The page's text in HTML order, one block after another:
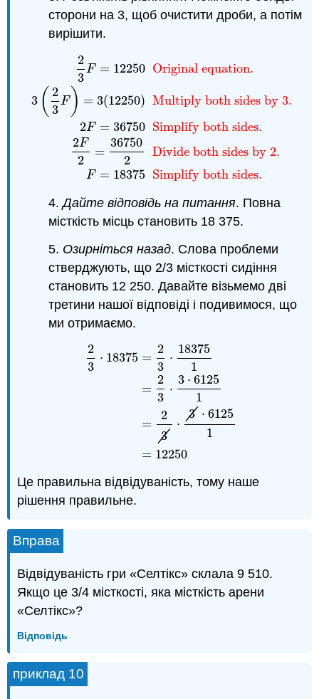
сторони на 3, щоб очистити дроби, а потім
вирішити.
2
3
F = 12250
3 ( 2
3
F ) = 3(12250)
2F = 36750
2F
2
=
36750
2
F = 18375
Original equation.
Multiply both sides by 3.
Simplify both sides.
Divide both sides by 2.
Simplify both sides.
F = 12250
4.Дайте відповідь на питання. Повна
місткість місць становить 18 375.
5. Озирніться назад. Слова проблеми
стверджують, що 2/3 місткості сидіння
становить 12 250. Давайте візьмемо дві
третини нашої відповіді і подивимося, що
ми отримаємо.
2
3
⋅ 18375 =
2
3
⋅
18375
1
=
2
3
⋅
3 ⋅ 6125
1
=
2
3
⋅
3 ⋅ 6125
1
= 12250
3⋅183751
Це правильна відвідуваність, тому наше
рішення правильне.
Вправа
Відвідуваність гри «Селтікс» склала 9 510.
Якщо це 3/4 місткості, яка місткість арени
«Селтікс»?
Відповідь
приклад 10